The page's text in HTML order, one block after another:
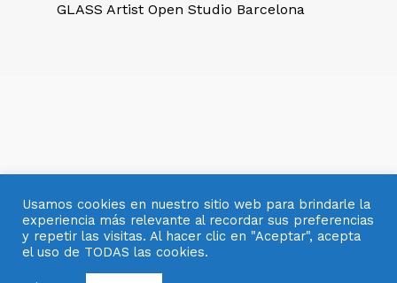
GLASS Artist Open Studio Barcelona
© 2007- 2025 OBJETOS CON VIDRIO
Usamos cookies en nuestro sitio web para brindarle la
experiencia más relevante al recordar sus preferencias
y repetir las visitas. Al hacer clic en "Aceptar", acepta
el uso de TODAS las cookies.